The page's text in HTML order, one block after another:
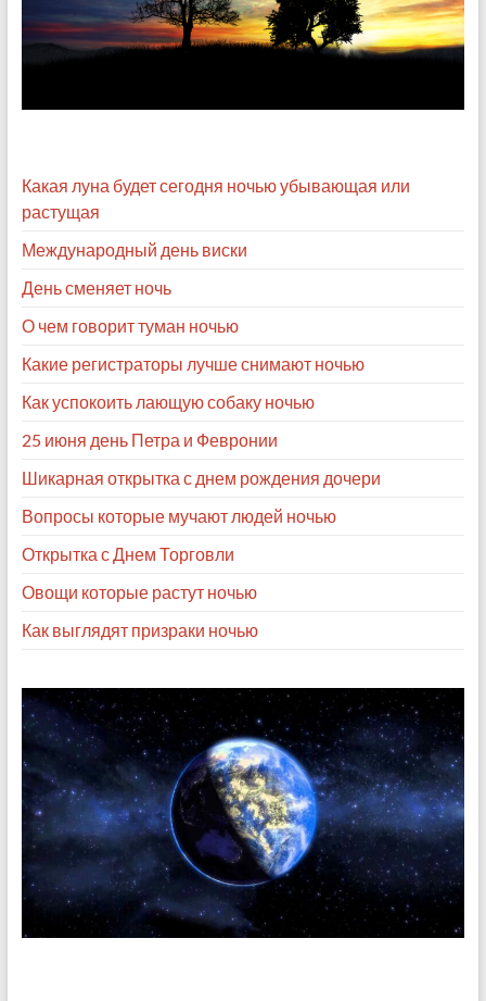
Какая луна будет сегодня ночью убывающая или
растущая
Международный день виски
День сменяет ночь
О чем говорит туман ночью
Какие регистраторы лучше снимают ночью
Как успокоить лающую собаку ночью
25 июня день Петра и Февронии
Шикарная открытка с днем рождения дочери
Вопросы которые мучают людей ночью
Открытка с Днем Торговли
Овощи которые растут ночью
Как выглядят призраки ночью